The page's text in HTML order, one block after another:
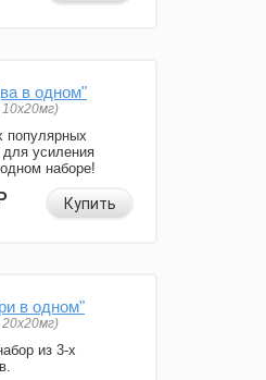
в одном"
популярных
для усиления
наборе!
Купить
в одном"
из 3-х